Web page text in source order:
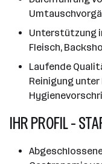
Unterstützung
Fleisch,
Laufende
Reinigung
IHR PROFIL -